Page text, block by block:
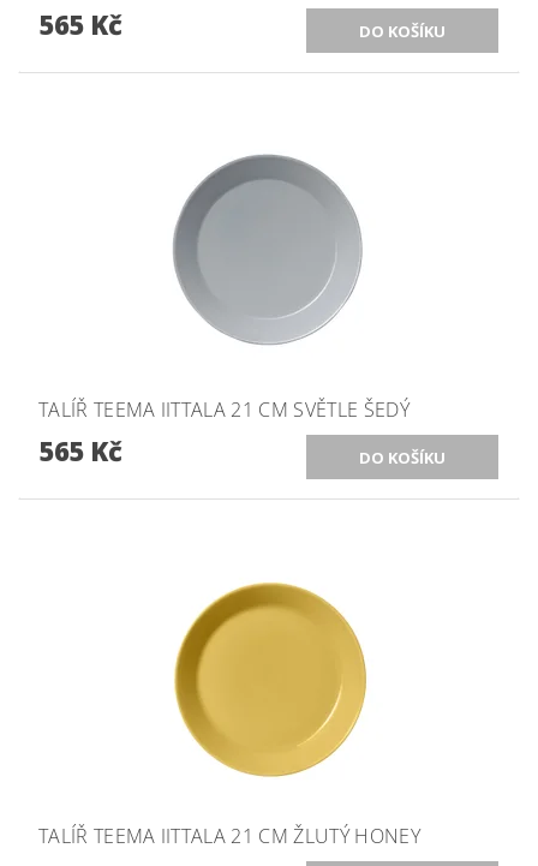
565 Kč
TALÍŘ TEEMA IITTALA 21 CM SVĚTLE ŠEDÝ
565 Kč
TALÍŘ TEEMA IITTALA 21 CM ŽLUTÝ HONEY